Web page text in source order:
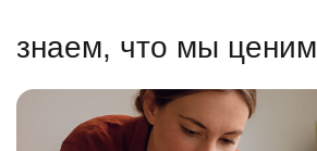
знаем, что мы ценим